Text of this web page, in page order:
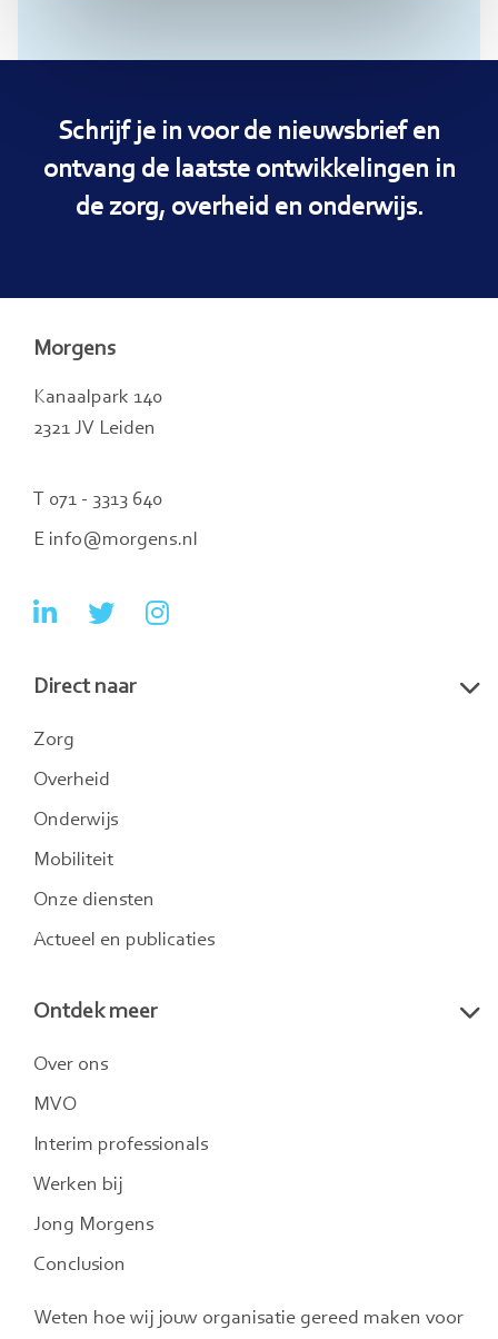
Schrijf je in voor de nieuwsbrief en
ontvang de laatste ontwikkelingen in
de zorg, overheid en onderwijs.
Morgens
Kanaalpark 140
2321 JV Leiden
T 071 - 3313 640
E info@morgens.nl
Ga
LinkedIn
Ga
Twitter
Ga
Direct naar
Zorg
Overheid
Onderwijs
Mobiliteit
Onze diensten
Actueel en publicaties
Ontdek meer
Over ons
MVO
Interim professionals
Werken bij
Jong Morgens
Conclusion
Weten hoe wij jouw organisatie gereed maken voor